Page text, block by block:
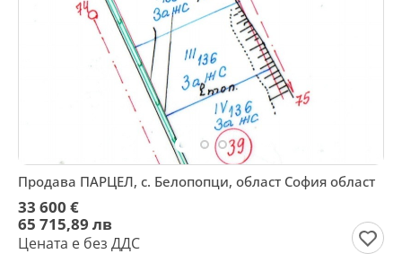
Продава ПАРЦЕЛ, с. Белопопци, област София област
33 600 €
65 715,89 лв
Цената е без ДДС